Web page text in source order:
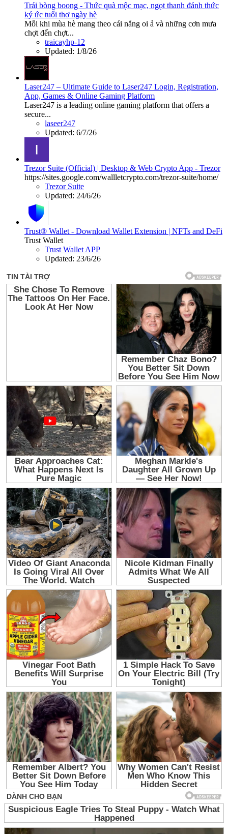
Trái bòng boong - Thức quà mộc mạc, ngọt thanh đánh thức
ký ức tuổi thơ ngày hè
Mỗi khi mùa hè mang theo cái nắng oi ả và những cơn mưa
chợt đến chợt...
traicayhp-12
Updated: 1/8/26
Laser247 – Ultimate Guide to Laser247 Login, Registration,
App, Games & Online Gaming Platform
Laser247 is a leading online gaming platform that offers a
secure...
laseer247
Updated: 6/7/26
Trezor Suite (Official) | Desktop & Web Crypto App - Trezor
https://sites.google.com/wallletcrypto.com/trezor-suite/home/
Trezor Suite
Updated: 24/6/26
Trust® Wallet - Download Wallet Extension | NFTs and DeFi
Trust Wallet
Trust Wallet APP
Updated: 23/6/26